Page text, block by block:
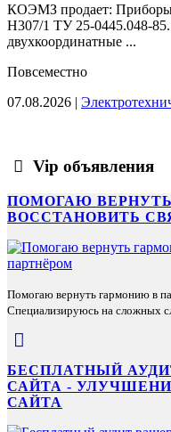
КОЭМЗ продает:
Н307/1 ТУ 25-0445.048-
двухкоординатные ...
Повсеместно
07.08.2026 |
Vip объявления
ПОМОГАЮ
ВОССТАНОВИТЬ
Помогаю вернуть гармонию в
Специализируюсь на сложных
БЕСПЛАТНЫЙ
САЙТА -
САЙТА